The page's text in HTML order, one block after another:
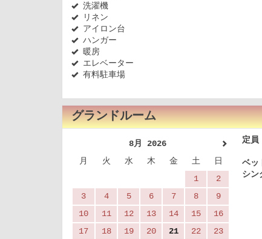
洗濯機
リネン
アイロン台
ハンガー
暖房
エレベーター
有料駐車場
グランドルーム
8月 2026
月
火 水 木 金 土
日
1
2
3
4 5 6 7 8
9
10
11 12 13 14 15
16
17
18 19 20 21 22
23
定
ベッ
シン